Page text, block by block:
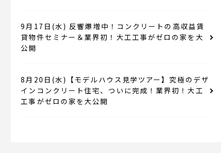
9月17日(水) 反響爆増中！コンクリートの高収益賃
貸物件セミナー＆業界初！大工工事がゼロの家を大
公開
8月20日(水)【モデルハウス見学ツアー】究極のデザ
インコンクリート住宅、ついに完成！業界初！大工
工事がゼロの家を大公開